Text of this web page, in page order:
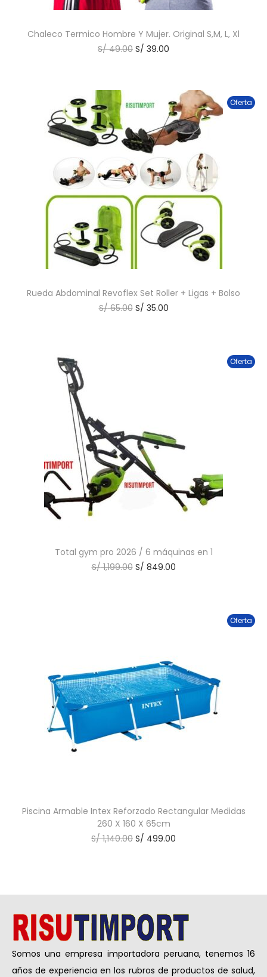
Chaleco Termico Hombre Y Mujer. Original S,M, L, Xl
S/49.00 S/ 39.00
Oferta
Rueda Abdominal Revoflex Set Roller + Ligas + Bolso
S/65.00 S/ 35.00
Oferta
Total gym pro 2026 / 6 máquinas en 1
S/1,199.00 S/ 849.00
Oferta
Piscina Armable Intex Reforzado Rectangular Medidas
260 X 160 X 65cm
S/1,140.00 S/ 499.00
Somos una empresa importadora peruana, tenemos 16
años de experiencia en los rubros de productos de salud,